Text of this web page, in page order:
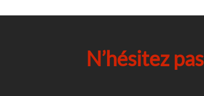
N’hésitez